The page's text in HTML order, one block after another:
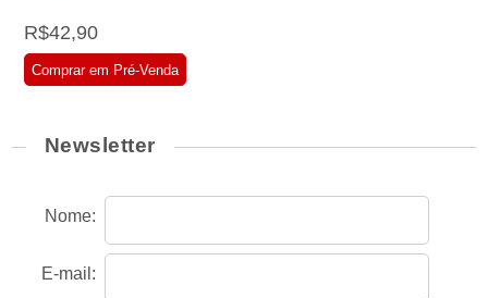
R$42,90
Comprar em Pré-Venda
Newsletter
Nome:
E-mail: